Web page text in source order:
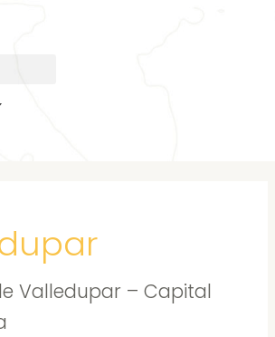
Valledupar – Capital